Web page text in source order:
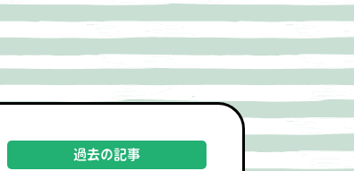
過去の記事